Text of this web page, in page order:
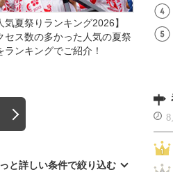
気夏祭りランキング2026】
セス数の多かった人気の夏祭
ランキングでご紹介！
と詳しい条件で絞り込む
8